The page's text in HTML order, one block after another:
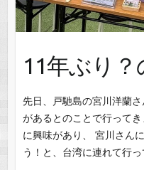
11年ぶり？
先日、戸馳島の宮川洋蘭
があるとのことで行って
に興味があり、 宮川さん
う！と、台湾に連れて行